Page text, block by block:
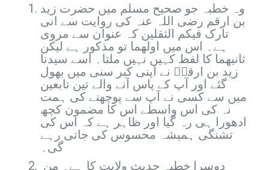
وہ خطبہ جو صحیح مسلم میں حضرت زید
بن ارقم رضی اللہ عنہ کی روایت سے انی
تارک فیکم الثقلین کہ عنوان سے مروی
ہے۔ اس میں اولھما تو مذکور ہے لیکن
ثانیھما کا لفظ کہیں نہیں ملتا۔ اسے سیدنا
زید بن ارقمؓ نے اپنی کبر سنی میں بھول
گئے اور آپ کے پاس آنے والے تین تابعین
میں سے کسی نے آپ سے پوچھنے کی ہمت
نہ کی اس واسطے اس کا مضمون کچھ
ادھورا ہی رہ گیا اور ظاہر ہے کہ اس کی
تشنگی ہمیشہ محسوس کی جاتی رہے
گی۔